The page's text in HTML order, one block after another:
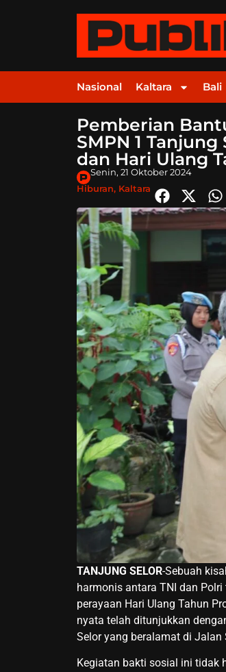
Nasional Kaltara Bali
Pemberian
SMPN 1
dan Hari Ulang
Senin, 21 Oktober 2024
Hiburan, Kaltara
TANJUNG SELOR-Sebuah
harmonis antara TNI dan
perayaan Hari Ulang Tahun
nyata telah ditunjukkan
Selor yang beralamat di
Kegiatan bakti sosial ini tidak